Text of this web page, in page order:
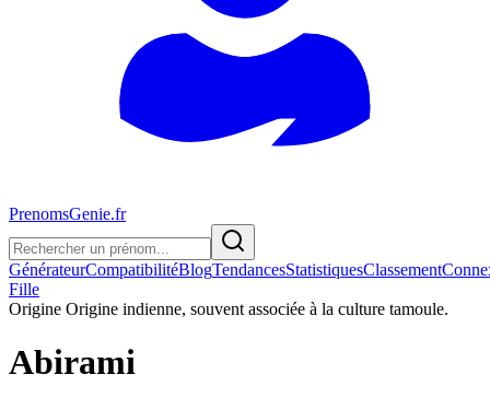
PrenomsGenie.fr
GénérateurCompatibilitéBlogTendancesStatistiquesClassement
Fille
Origine Origine indienne, souvent associée à la culture tamoule.
Abirami